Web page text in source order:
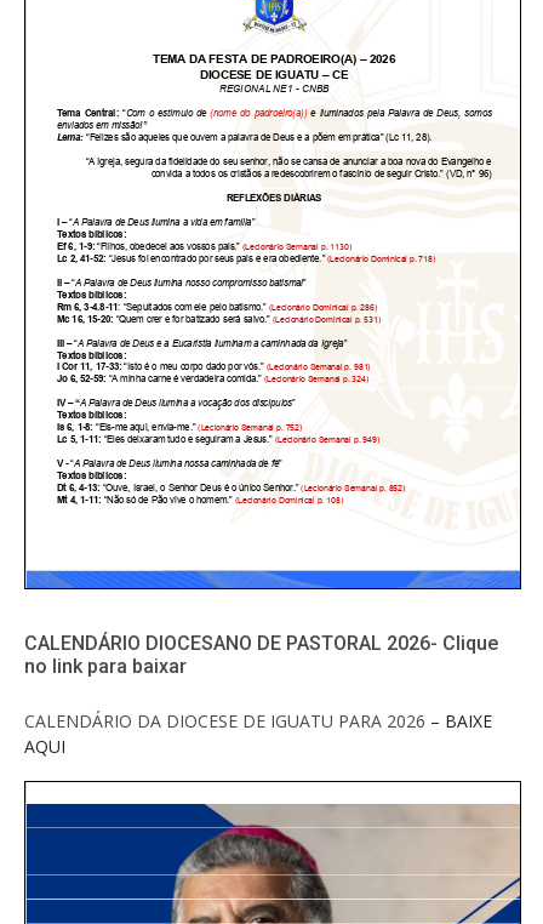
CALENDÁRIO DIOCESANO DE PASTORAL 2026- Clique
no link para baixar
CALENDÁRIO DA DIOCESE DE IGUATU PARA 2026 – BAIXE
AQUI